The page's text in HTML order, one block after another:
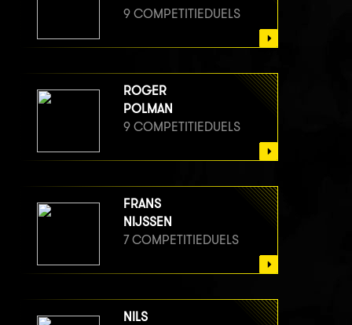
9 COMPETITIEDUELS
ROGER
POLMAN
9 COMPETITIEDUELS
FRANS
NIJSSEN
7 COMPETITIEDUELS
NILS